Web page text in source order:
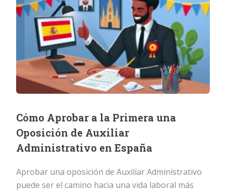
Cómo Aprobar a la Primera una
Oposición de Auxiliar
Administrativo en España
Aprobar una oposición de Auxiliar Administrativo
puede ser el camino hacia una vida laboral más